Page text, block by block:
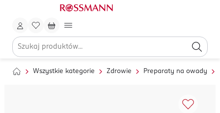
Wszystkie kategorie Zdrowie Preparaty na owady